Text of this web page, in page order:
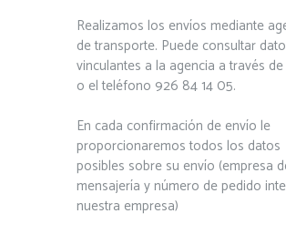
Realizamos los envíos mediante
de transporte. Puede consultar
vinculantes a la agencia a través
o el teléfono 926 84 14 05.
En cada confirmación de envío le
proporcionaremos todos los datos
posibles sobre su envío (empresa
mensajería y número de pedido
nuestra empresa)